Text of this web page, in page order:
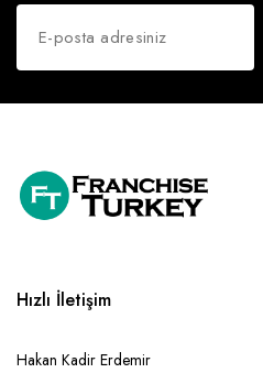
Hızlı İletişim
Hakan Kadir Erdemir